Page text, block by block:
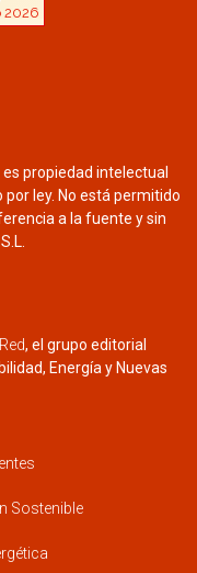
propiedad intelectual
por ley. No está permitido
a la fuente y sin
, el grupo editorial
Energía y Nuevas
Sostenible